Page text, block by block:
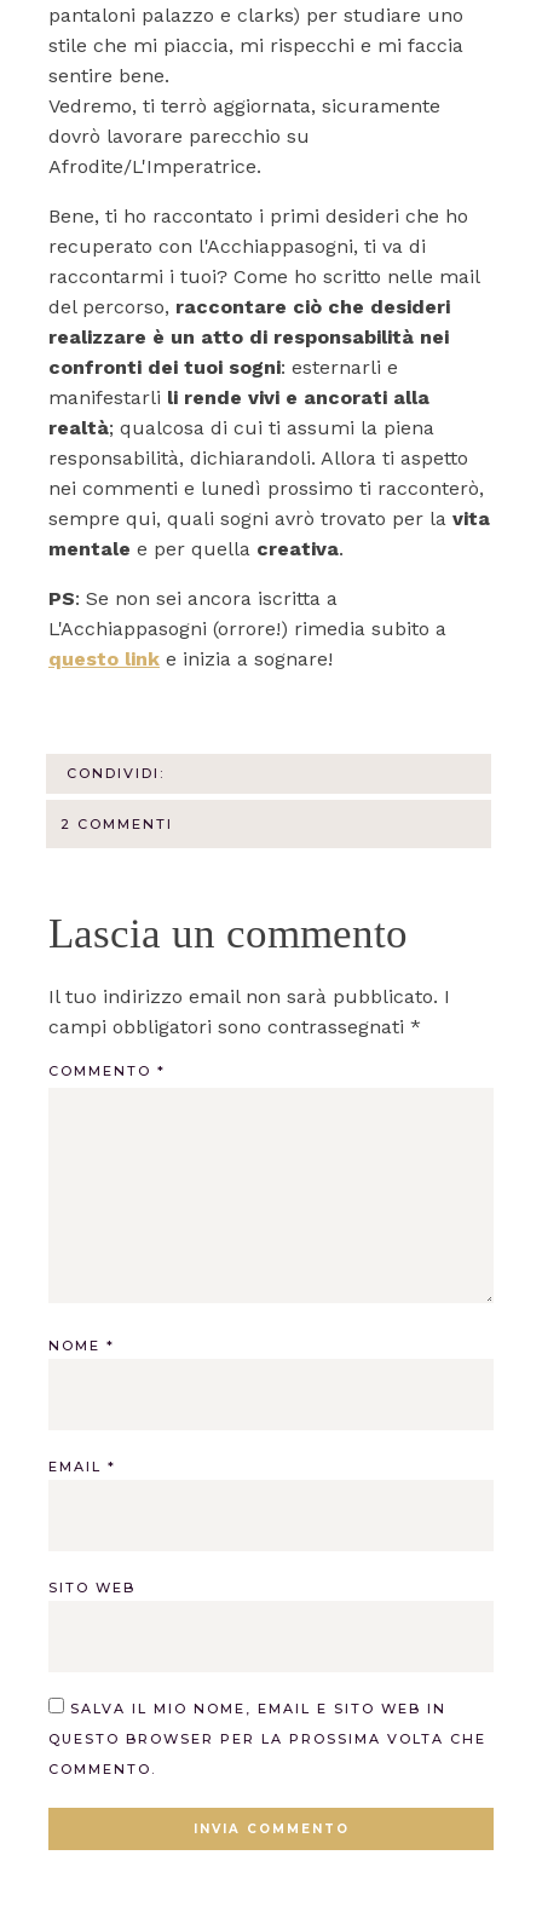
pantaloni palazzo e clarks) per studiare uno
stile che mi piaccia, mi rispecchi e mi faccia
sentire bene.
Vedremo, ti terrò aggiornata, sicuramente
dovrò lavorare parecchio su
Afrodite/L'Imperatrice.
Bene, ti ho raccontato i primi desideri che ho
recuperato con l'Acchiappasogni, ti va di
raccontarmi i tuoi? Come ho scritto nelle mail
del percorso, raccontare ciò che desideri
realizzare è un atto di responsabilità nei
confronti dei tuoi sogni: esternarli e
manifestarli li rende vivi e ancorati alla
realtà; qualcosa di cui ti assumi la piena
responsabilità, dichiarandoli. Allora ti aspetto
nei commenti e lunedì prossimo ti racconterò,
sempre qui, quali sogni avrò trovato per la vita
mentale e per quella creativa.
PS: Se non sei ancora iscritta a
L'Acchiappasogni (orrore!) rimedia subito a
questo link e inizia a sognare!
CONDIVIDI:
2 COMMENTI
Lascia un commento
Il tuo indirizzo email non sarà pubblicato. I
campi obbligatori sono contrassegnati *
COMMENTO *
NOME *
EMAIL *
SITO WEB
SALVA IL MIO NOME, EMAIL E SITO WEB IN
QUESTO BROWSER PER LA PROSSIMA VOLTA CHE
COMMENTO.